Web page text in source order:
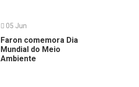
05 Jun
Faron comemora Dia
Mundial do Meio
Ambiente